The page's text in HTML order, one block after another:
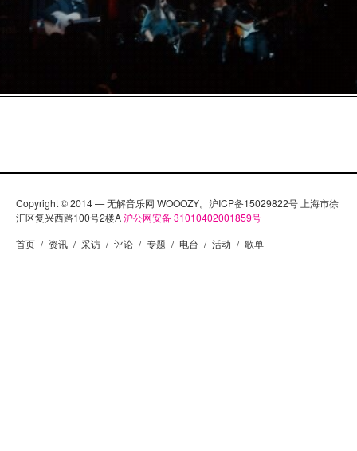
Copyright © 2014 — 无解音乐网 WOOOZY。沪ICP备15029822号 上海市徐
汇区复兴西路100号2楼A沪公网安备 31010402001859号
首页 / 资讯 / 采访 / 评论 / 专题 / 电台 / 活动 / 歌单